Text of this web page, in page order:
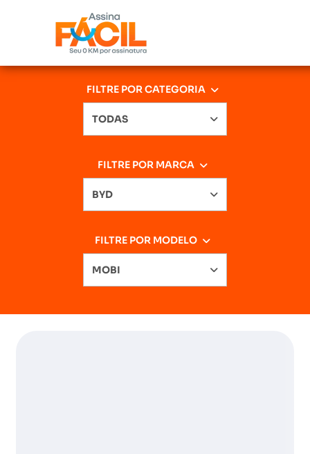
FILTRE POR CATEGORIA
TODAS
FILTRE POR MARCA
BYD
FILTRE POR MODELO
MOBI